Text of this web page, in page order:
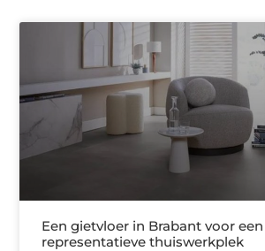
Een gietvloer in Brabant voor een
representatieve thuiswerkplek